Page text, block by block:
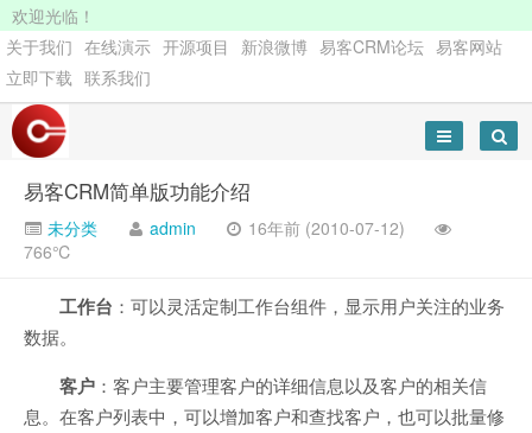
欢迎光临！
关于我们 在线演示 开源项目 新浪微博 易客CRM论坛 易客网站
立即下载 联系我们
易客CRM简单版功能介绍
未分类 admin
16年前 (2010-07-12)
766℃
工作台 ：可以灵活定制工作台组件，显示用户关注的业务
数据。
客户 ：客户主要管理客户的详细信息以及客户的相关信
息。在客户列表中，可以增加客户和查找客户，也可以批量修